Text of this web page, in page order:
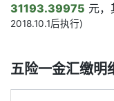
31193.39975 元，
2018.10.1后执行)
五险一金汇缴明